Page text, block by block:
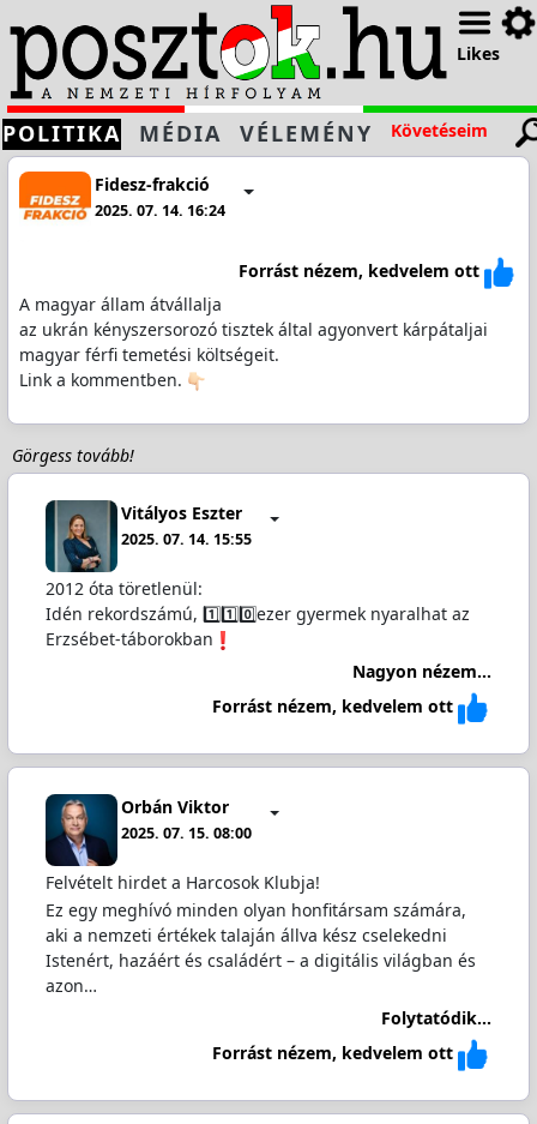
Likes
POLITIKA MÉDIA VÉLEMÉNY Követéseim
Fidesz-frakció
2025. 07. 14. 16:24
Forrást nézem, kedvelem ott
A magyar állam átvállalja
az ukrán kényszersorozó tisztek által agyonvert kárpátaljai
magyar férfi temetési költségeit.
Link a kommentben.
Görgess tovább!
Vitályos Eszter
2025. 07. 14. 15:55
2012 óta töretlenül:
Idén rekordszámú, 1️⃣1️⃣0️⃣ezer gyermek nyaralhat az
Erzsébet-táborokban
Nagyon nézem...
Forrást nézem, kedvelem ott
Orbán Viktor
2025. 07. 15. 08:00
Felvételt hirdet a Harcosok Klubja!
Ez egy meghívó minden olyan honfitársam számára,
aki a nemzeti értékek talaján állva kész cselekedni
Istenért, hazáért és családért – a digitális világban és
azon…
Folytatódik...
Forrást nézem, kedvelem ott